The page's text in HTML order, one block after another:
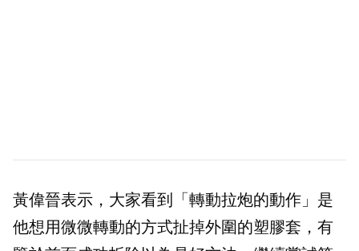
黃偉晉表示，大家看到「轉動拉炮的動作」是
他想用微微轉動的方式扯掉外圍的塑膠套，有